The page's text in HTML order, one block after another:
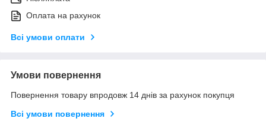
Оплата на рахунок
Всі умови оплати
Умови повернення
Повернення товару впродовж 14 днів за рахунок покупця
Всі умови повернення